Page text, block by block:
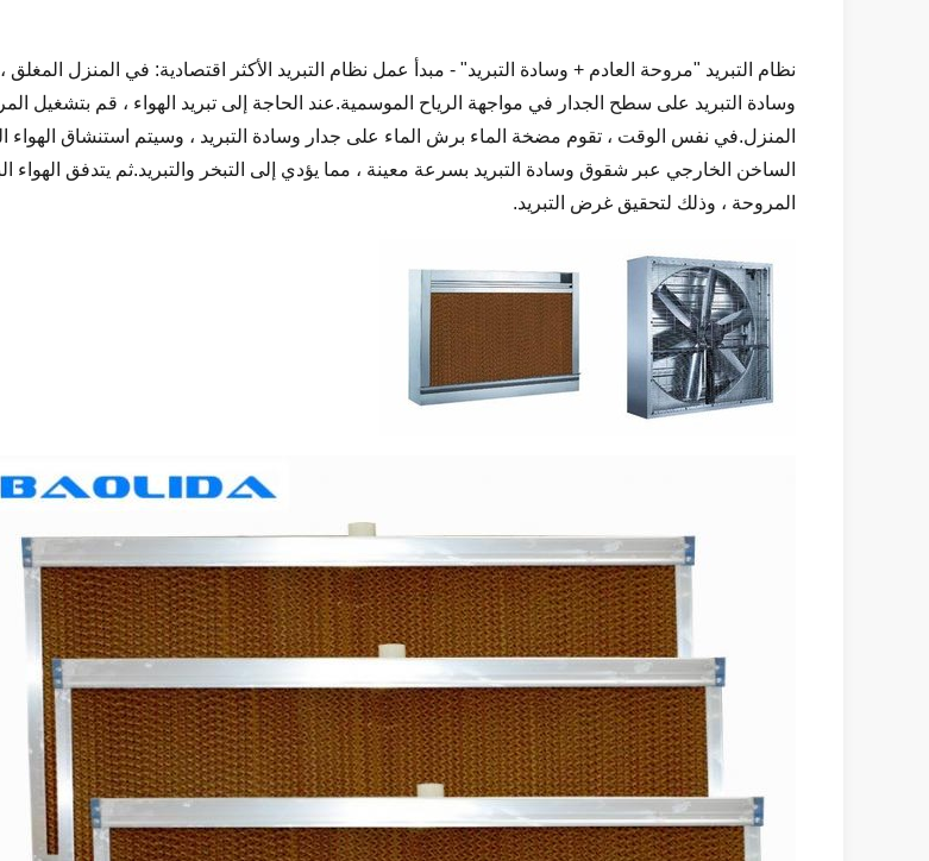
نظام التبريد "مروحة العادم + وسادة التبريد" - مبدأ عمل نظام التبريد الأكثر اقتصادية: في المنزل
وسادة التبريد على سطح الجدار في مواجهة الرياح الموسمية.عند الحاجة إلى تبريد الهواء ، قم بتشغيل
المنزل.في نفس الوقت ، تقوم مضخة الماء برش الماء على جدار وسادة التبريد ، وسيتم استنشاق
الساخن الخارجي عبر شقوق وسادة التبريد بسرعة معينة ، مما يؤدي إلى التبخر والتبريد.ثم يتدفق
المروحة ، وذلك لتحقيق غرض التبريد.